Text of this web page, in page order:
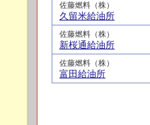
佐藤燃料（株）
久留米給油所
佐藤燃料（株）
新桜通給油所
佐藤燃料（株）
富田給油所